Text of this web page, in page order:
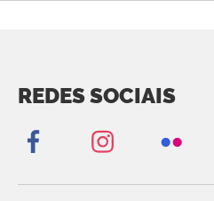
REDES SOCIAIS